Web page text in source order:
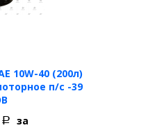
10W-40 (200л)
п/с -39
Р за